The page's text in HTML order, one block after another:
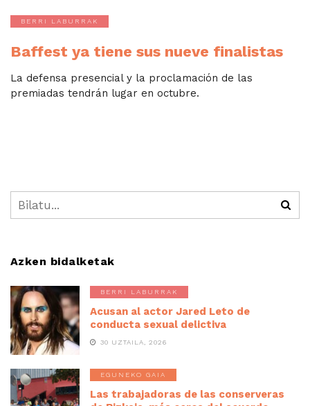
BERRI LABURRAK
Baffest ya tiene sus nueve finalistas
La defensa presencial y la proclamación de las
premiadas tendrán lugar en octubre.
Azken bidalketak
BERRI LABURRAK
Acusan al actor Jared Leto de
conducta sexual delictiva
30 UZTAILA, 2026
EGUNEKO GAIA
Las trabajadoras de las conserveras